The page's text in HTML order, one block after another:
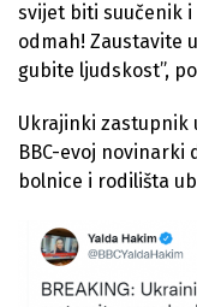
svijet biti suučenik
odmah! Zaustavite
gubite ljudskost”,
Ukrajinki zastupnik
BBC-evoj
bolnice i rodilišta